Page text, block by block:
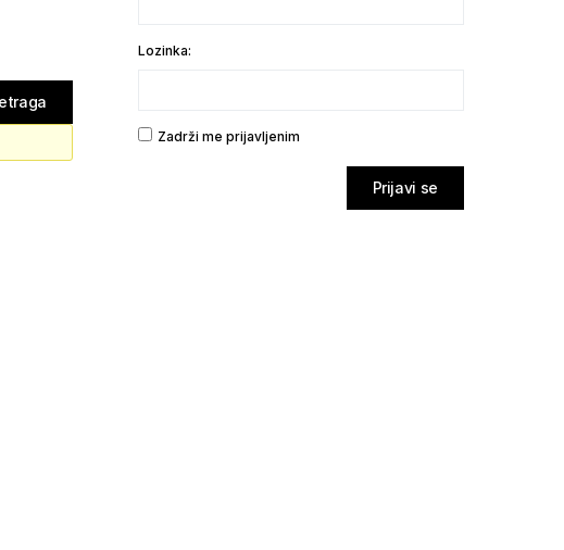
Lozinka:
Zadrži me prijavljenim
Prijavi se